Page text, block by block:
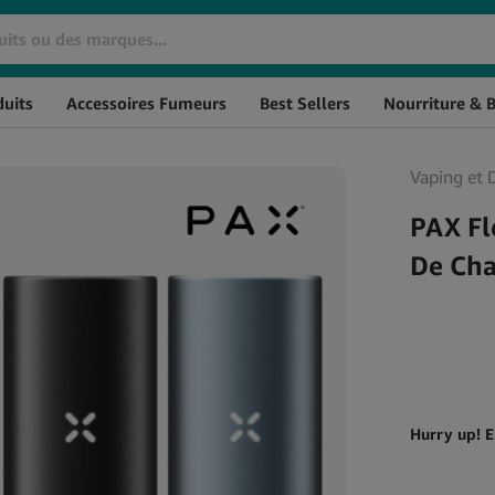
Huile de CBN
CBD Massage
CBD pour l'Hygiène
Accessoires Fumeurs Best Sellers Nourriture &
Vaping et
PAX
De
Hurry up!